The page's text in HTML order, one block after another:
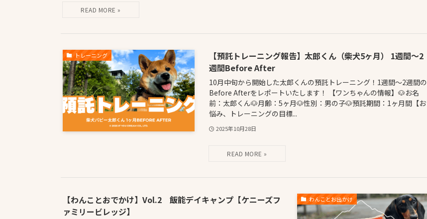
トレーニング
【預託トレーニング報告】太郎くん（柴犬5ヶ月） 1週間〜2
週間Before After
10月中旬から開始した太郎くんの預託トレーニング！1週間〜2週間の
Before Afterをレポートいたします！ 【ワンちゃんの情報】🐶お名
前：太郎くん🐶月齢：5ヶ月🐶性別：男の子🐶預託期間：1ヶ月間【お
悩み、トレーニングの目標...
2025年10月28日
わんことお出かけ
【わんことおでかけ】Vol.2 飯能デイキャンプ【ケニーズフ
ァミリービレッジ】